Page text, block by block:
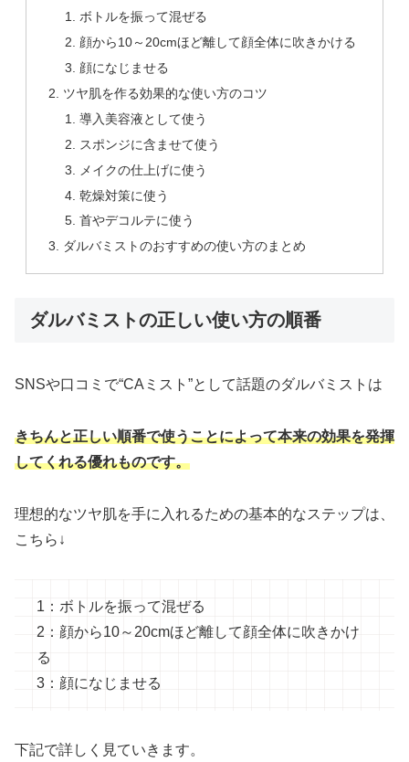
ボトルを振って混ぜる
顔から10～20cmほど離して顔全体に吹きかける
顔になじませる
ツヤ肌を作る効果的な使い方のコツ
導入美容液として使う
スポンジに含ませて使う
メイクの仕上げに使う
乾燥対策に使う
首やデコルテに使う
ダルバミストのおすすめの使い方のまとめ
ダルバミストの正しい使い方の順番
SNSや口コミで“CAミスト”として話題のダルバミストは
きちんと正しい順番で使うことによって本来の効果を発揮
してくれる優れものです。
理想的なツヤ肌を手に入れるための基本的なステップは、
こちら↓
1：ボトルを振って混ぜる
2：顔から10～20cmほど離して顔全体に吹きかけ
る
3：顔になじませる
下記で詳しく見ていきます。